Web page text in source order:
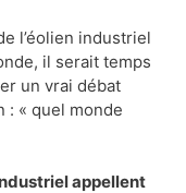
l’éolien industriel
il serait temps
un vrai débat
: « quel monde
appellent